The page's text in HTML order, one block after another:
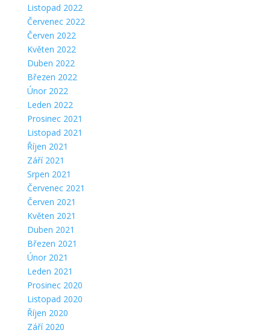
Listopad 2022
Červenec 2022
Červen 2022
Květen 2022
Duben 2022
Březen 2022
Únor 2022
Leden 2022
Prosinec 2021
Listopad 2021
Říjen 2021
Září 2021
Srpen 2021
Červenec 2021
Červen 2021
Květen 2021
Duben 2021
Březen 2021
Únor 2021
Leden 2021
Prosinec 2020
Listopad 2020
Říjen 2020
Září 2020